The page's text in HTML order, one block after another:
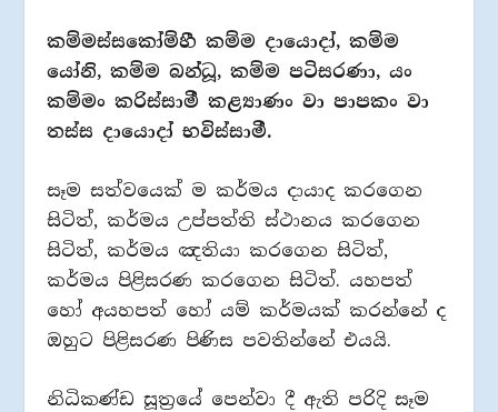
කම්මස්සකෝම්හී කම්ම දායාෙදා්, කම්ම
යෝනි, කම්ම බන්ධූ, කම්ම පටිසරණා, යං
කම්මං කරිස්සාමී කළ්‍යාණං වා පාපකං වා
තස්ස දායාෙදා් භවිස්සාමී.
සෑම සත්වයෙක් ම කර්මය දායාද කරගෙන
සිටිත්, කර්මය උප්පත්ති ස්ථානය කරගෙන
සිටිත්, කර්මය ඤතියා කරගෙන සිටිත්,
කර්මය පිළිසරණ කරගෙන සිටිත්. යහපත්
හෝ අයහපත් හෝ යම් කර්මයක් කරන්නේ ද
ඔහුට පිළිසරණ පිණිස පවතින්නේ එයයි.
නිධිකණ්ඩ සූත‍්‍රයේ පෙන්වා දී ඇති පරිදි සෑම